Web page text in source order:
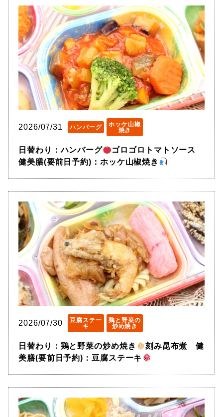
2026/07/31 ハンバーグ
ホッケ山椒
焼き
日替わり：ハンバーグ
ゴロゴロトマトソース
健美膳(要前日予約)：ホッケ山椒焼き
2026/07/30
豆腐ステー
キ
鶏と野菜の
炒め焼き
日替わり：鶏と野菜の炒め焼き
刻み昆布煮 健
美膳(要前日予約)：豆腐ステーキ